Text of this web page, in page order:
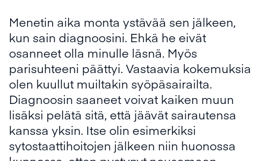
Menetin aika monta ystävää sen jälkeen,
kun sain diagnoosini. Ehkä he eivät
osanneet olla minulle läsnä. Myös
parisuhteeni päättyi. Vastaavia kokemuksia
olen kuullut muiltakin syöpäsairailta.
Diagnoosin saaneet voivat kaiken muun
lisäksi pelätä sitä, että jäävät sairautensa
kanssa yksin. Itse olin esimerkiksi
sytostaattihoitojen jälkeen niin huonossa